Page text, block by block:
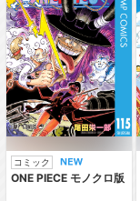
コミック
ONE PIECE モノクロ版